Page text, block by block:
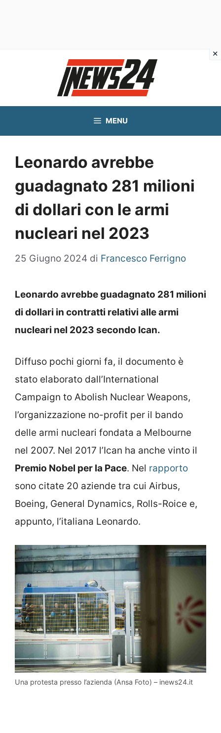
MENU
Leonardo avrebbe
guadagnato 281 milioni
di dollari con le armi
nucleari nel 2023
25 Giugno 2024 di Francesco Ferrigno
Leonardo avrebbe guadagnato 281 milioni
di dollari in contratti relativi alle armi
nucleari nel 2023 secondo Ican.
Diffuso pochi giorni fa, il documento è
stato elaborato dall’International
Campaign to Abolish Nuclear Weapons,
l’organizzazione no-profit per il bando
delle armi nucleari fondata a Melbourne
nel 2007. Nel 2017 l’Ican ha anche vinto il
Premio Nobel per la Pace. Nel rapporto
sono citate 20 aziende tra cui Airbus,
Boeing, General Dynamics, Rolls-Roice e,
appunto, l’italiana Leonardo.
Una protesta presso l’azienda (Ansa Foto) – inews24.it